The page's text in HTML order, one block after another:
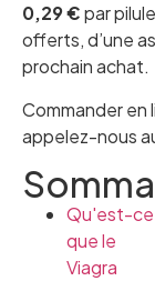
0,29 €par
offerts, d’une
prochain achat.
Commander en
appelez-nous
Qu'est-ce
que le
Viagra